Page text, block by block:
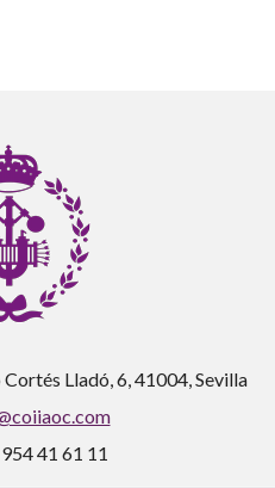
Lladó, 6, 41004, Sevilla
41 61 11